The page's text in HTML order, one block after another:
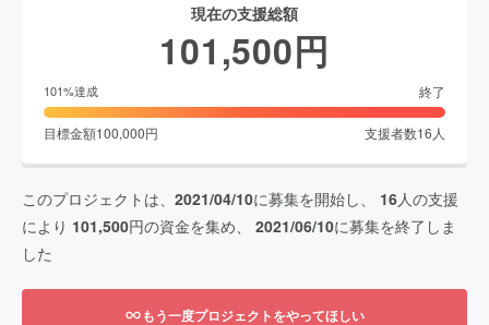
現在の支援総額
101,500円
101%達成 終了
目標金額100,000円 支援者数16 人
このプロジェクトは、 2021/04/10に募集を開始し、 16人の支援
により 101,500円の資金を集め、 2021/06/10に募集を終了しま
した
もう一度プロジェクトをやってほしい